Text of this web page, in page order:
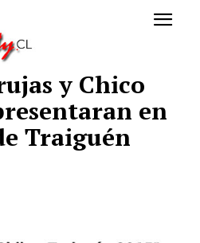
y Chico
en
Traiguén